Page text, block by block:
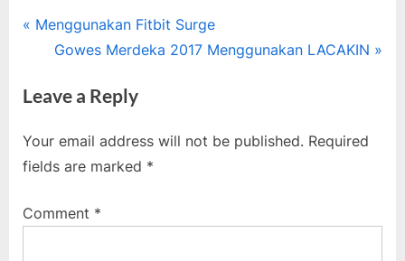
Post
P
v
o
u
P
Menggunakan Fitbit Surge
N
x
P
o
t
Gowes Merdeka 2017 Menggunakan LACAKIN
Leave a Reply
Your email address will not be published. Required
fields are marked *
Comment *